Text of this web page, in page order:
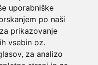
uporabniške
po naši
prikazovanje
vsebin oz.
za analizo